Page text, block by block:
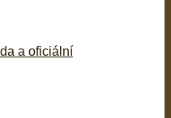
a oficiální